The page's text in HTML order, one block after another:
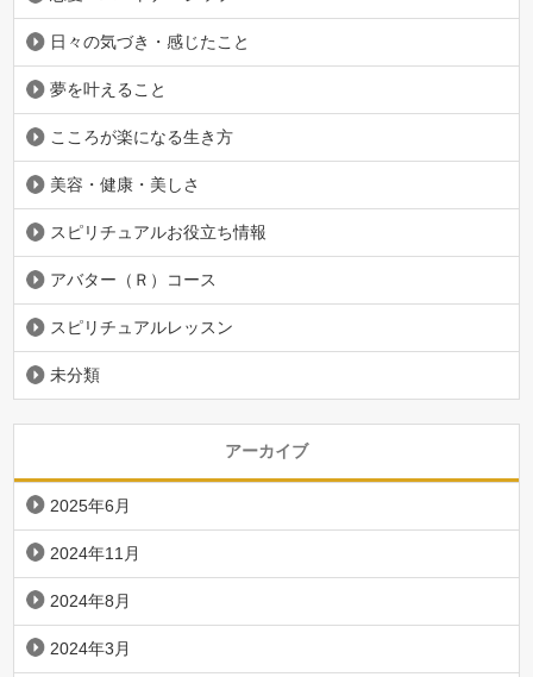
日々の気づき・感じたこと
夢を叶えること
こころが楽になる生き方
美容・健康・美しさ
スピリチュアルお役立ち情報
アバター（Ｒ）コース
スピリチュアルレッスン
未分類
アーカイブ
2025年6月
2024年11月
2024年8月
2024年3月